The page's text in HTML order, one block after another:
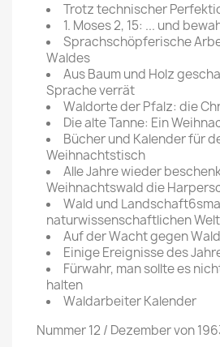
Trotz technischer
1. Moses 2, 15: ... und
Sprachschöpferische
Waldes
Aus Baum und Holz
Sprache verrät
Waldorte der Pfalz: die
Die alte Tanne: Ein
Bücher und Kalender für
Weihnachtstisch
Alle Jahre wieder
Weihnachtswald die
Wald und
naturwissenschaftlichen
Auf der Wacht gegen
Einige Ereignisse des
Fürwahr, man sollte es
halten
Waldarbeiter Kalender
Nummer 12 / Dezember von